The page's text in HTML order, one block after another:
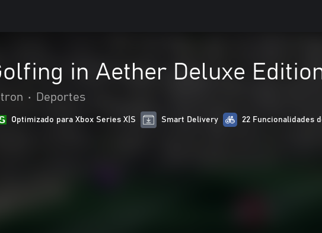
in Aether Deluxe
• Deportes
Optimizado para Xbox Series X|S Smart Delivery 22 Funcionalidades